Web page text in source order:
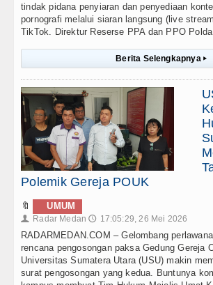
tindak pidana penyiaran dan penyediaan
pornografi melalui siaran langsung (live
TikTok. Direktur Reserse PPA dan PPO
Berita Selengkapnya ▸
Polemik Gereja POUK
🔖 UMUM
👤 Radar Medan 🕔 17:05:29, 26 Mei 2026
RADARMEDAN.COM – Gelombang
rencana pengosongan paksa Gedung Gereja
Universitas Sumatera Utara (USU) makin
surat pengosongan yang kedua. Buntunya